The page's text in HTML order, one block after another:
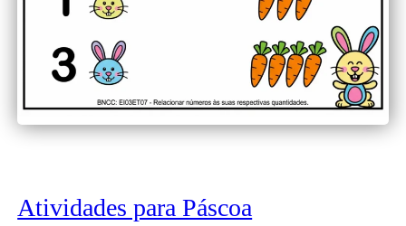
Atividades para Páscoa